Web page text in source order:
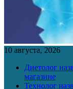
10 августа, 2026
Диетолог
магазине
Технолог